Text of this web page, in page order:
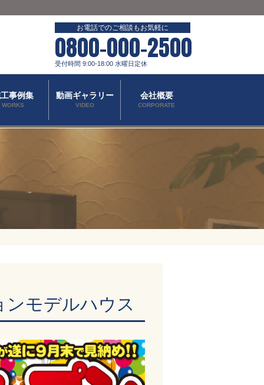
お電話でのご相談もお気軽に
0800-000-2500
受付時間 9:00-18:00 水曜日定休
事例集
WORKS
動画ギャラリー
VIDEO
会社概要
CORPORATE
ンモデルハウス